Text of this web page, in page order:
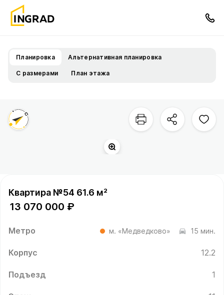
Планировка Альтернативная планировка
С размерами План этажа
Квартира №54 61.6 м²
13 070 000 ₽
Метро м. «Медведково» 15 мин.
Корпус 12.2
Подъезд 1